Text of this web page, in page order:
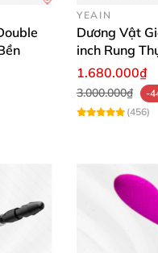
cho cặp đôi siêu tiện
YEAIN
Dương Vật
inch Rung
1.680.000₫
3.000.000₫
-
(456)